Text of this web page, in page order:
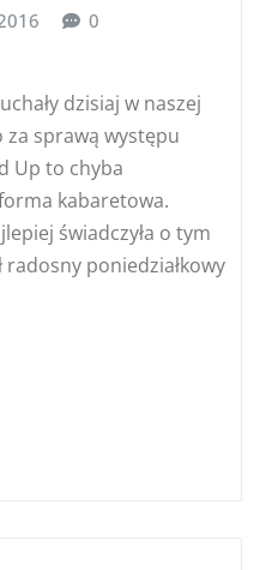
0
dzisiaj w naszej
za sprawą występu
Up to chyba
kabaretowa.
świadczyła o tym
radosny poniedziałkowy